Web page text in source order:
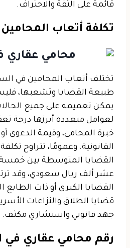
قائمة على الثقة والاحتراف.
تكلفة أتعاب
تختلف أتعاب المحامين في
طبيعة القضايا وتشعبها،
يمكن تعميمه على جميع
لعوامل متعددة أبرزها درجة
خبرة المحامي، وقيمة الدعوى
القانونية. وعمومًا، تتراوح
القضايا المتوسطة بين
عشر ألف ريال سعودي، وقد
القضايا الكبرى أو ذات
قضايا الطلاق والنزاعات
جهد قانوني واستشاري مكثف.
رقم محامي عقاري في